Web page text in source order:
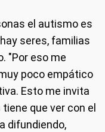
el autismo es
seres, familias
"Por eso me
poco empático
Esto me invita
que ver con el
difundiendo,